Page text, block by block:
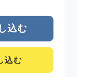
込む
込む